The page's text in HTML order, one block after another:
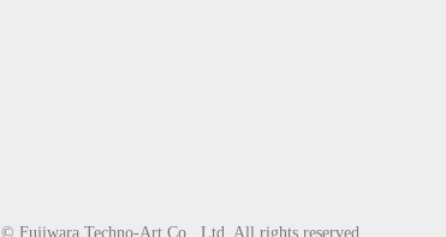
© Fujiwara Techno-Art Co., Ltd. All rights reserved.